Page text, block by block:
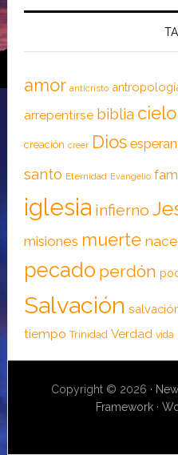
amor anticristo
arrepentirse biblia cielo
creación creer Dios
santo Eternidad Evangelio
iglesia infierno
misiones muerte
pecado perdón
Salvación
tiempo Trinidad Verdad vida
Copyright © 2026 ·
Framework ·